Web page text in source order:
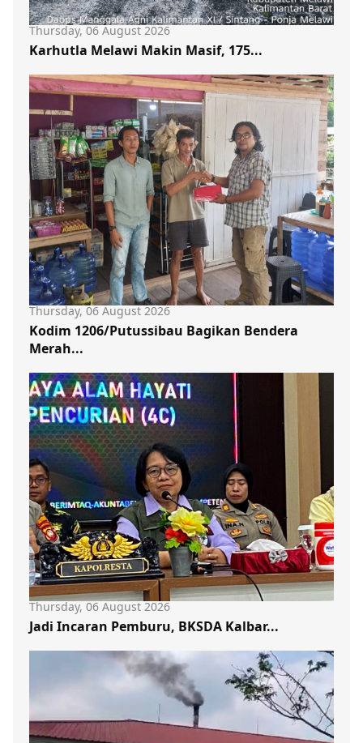
Thursday, 06 August 2026
Karhutla Melawi Makin Masif, 175...
Thursday, 06 August 2026
Kodim 1206/Putussibau Bagikan Bendera
Merah...
Thursday, 06 August 2026
Jadi Incaran Pemburu, BKSDA Kalbar...